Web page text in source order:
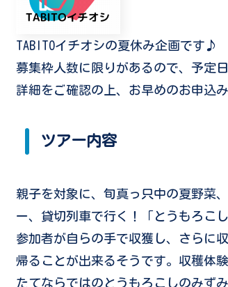
TABITOイチオシの夏休み企画です♪
募集枠人数に限りがあるので、予定
詳細をご確認の上、お早めのお申込
ツアー内容
親子を対象に、旬真っ只中の夏野菜、
ー、貸切列車で行く！「とうもろこ
参加者が自らの手で収獲し、さらに
帰ることが出来るそうです。 収穫体
たてならではのとうもろこしのみず